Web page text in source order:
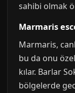
sahibi olmak
Marmaris
Marmaris,
bu da onu
kılar. Barlar
bölgelerde